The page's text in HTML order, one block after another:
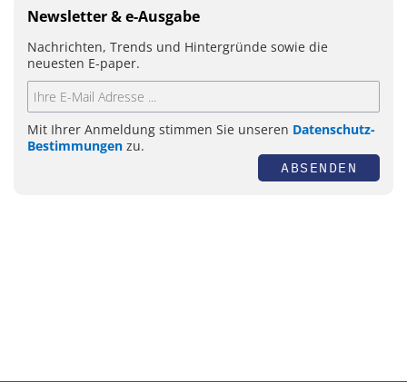
Newsletter & e-Ausgabe
Nachrichten, Trends und Hintergründe sowie die
neuesten E-paper.
Mit Ihrer Anmeldung stimmen Sie unseren Datenschutz-
Bestimmungen zu.
ABSENDEN